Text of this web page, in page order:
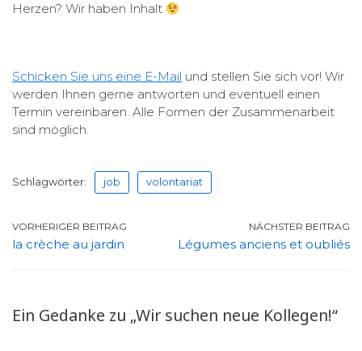
Herzen? Wir haben Inhalt
Schicken Sie uns eine E-Mail und stellen Sie sich vor! Wir
werden Ihnen gerne antworten und eventuell einen
Termin vereinbaren. Alle Formen der Zusammenarbeit
sind möglich.
Schlagwörter: job volontariat
VORHERIGER BEITRAG
la crèche au jardin
NÄCHSTER BEITRAG
Légumes anciens et oubliés
Ein Gedanke zu „Wir suchen neue Kollegen!“